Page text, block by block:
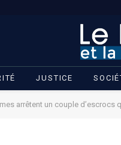
JUSTICE
arrêtent un couple d’escrocs